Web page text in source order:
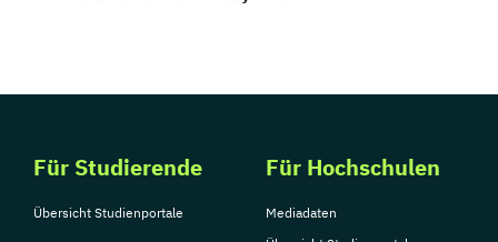
Für Studierende
Übersicht Studienportale
Für Hochschulen
Mediadaten